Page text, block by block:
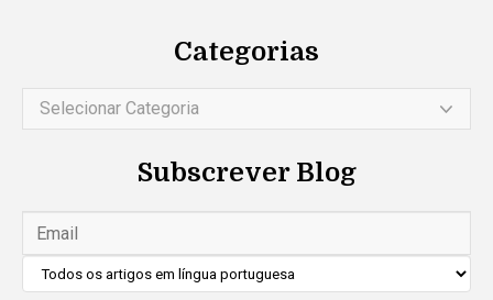
Categorias
Selecionar Categoria
Subscrever Blog